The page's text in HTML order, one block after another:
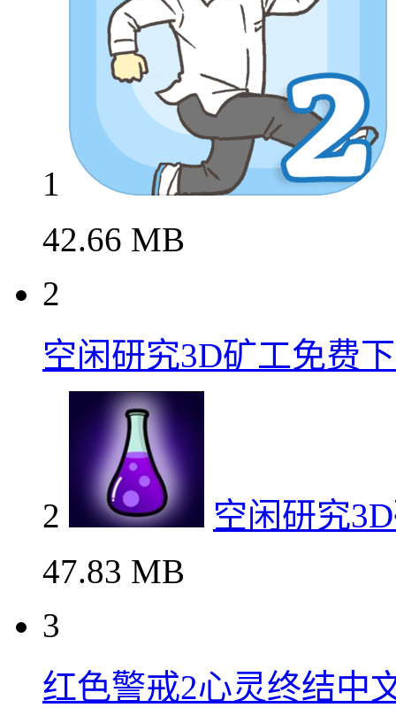
1
42.66 MB
2
空闲研究3D矿工免费
2
空闲研究
47.83 MB
3
红色警戒2心灵终结中